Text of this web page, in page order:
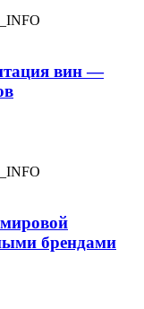
вин —
брендами